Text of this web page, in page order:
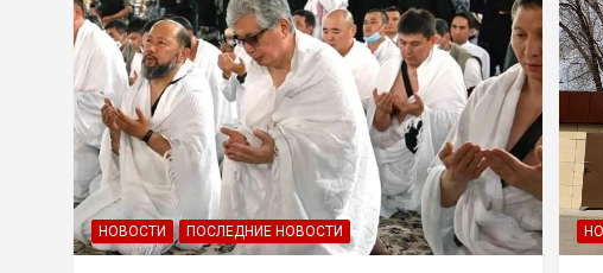
НОВОСТИ ПОСЛЕДНИЕ НОВОСТИ